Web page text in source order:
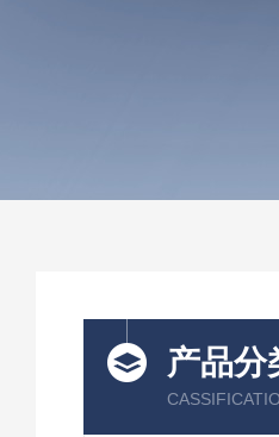
产品分